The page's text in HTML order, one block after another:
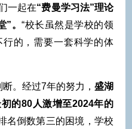
一起在“费曼学习法”理论
”。“校长虽然是学校的领
的，需要一套科学的体
。经过7年的努力， 盛湖
的80人激增至2024年的
名倒数第三的困境，学校